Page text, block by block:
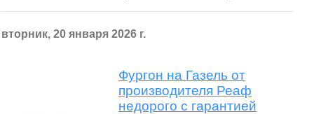
вторник, 20 января 2026 г.
Фургон на Газель от
производителя Реаф
недорого с гарантией